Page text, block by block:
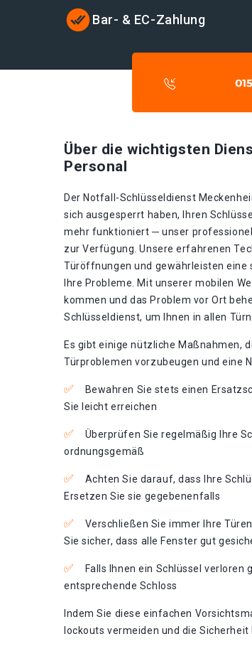
Bar- & EC-Zahlung
Über die wichtigsten
Personal
Der Notfall-Schlüsseldienst
sich ausgesperrt haben, Ihren
mehr funktioniert ─ unser
zur Verfügung. Unsere erfahrenen
Türöffnungen und gewährleisten eine
Ihre Probleme. Mit unserer mobilen
kommen und das Problem vor Ort
Schlüsseldienst, um Ihnen in allen
Es gibt einige nützliche Maßnahmen,
Türproblemen vorzubeugen und eine
Bewahren Sie stets einen
Sie leicht erreichen
Überprüfen Sie regelmäßig Ihre
ordnungsgemäß
Achten Sie darauf, dass Ihre
Ersetzen Sie sie gegebenenfalls
Verschließen Sie immer Ihre
Sie sicher, dass alle Fenster gut
Falls Ihnen ein Schlüssel verloren
entsprechende Schloss
Indem Sie diese einfachen
lockouts vermeiden und die Sicherheit